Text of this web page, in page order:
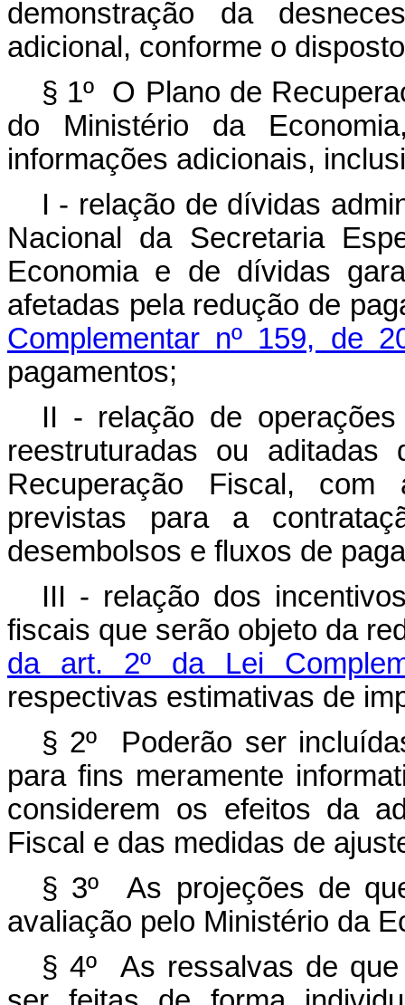
demonstração da
adicional, conforme o
§ 1º O Plano de
do Ministério da
informações adicionais,
I - relação de dívidas
Nacional da Secretaria
Economia e de dívidas
afetadas pela redução de
Complementar nº 159, de
pagamentos;
II - relação de
reestruturadas ou
Recuperação Fiscal, com
previstas para a
desembolsos e fluxos de
III - relação dos
fiscais que serão objeto da
da art. 2º da Lei
respectivas estimativas de
§ 2º Poderão ser
para fins meramente
considerem os efeitos da
Fiscal e das medidas de
§ 3º As projeções de
avaliação pelo Ministério da
§ 4º As ressalvas de